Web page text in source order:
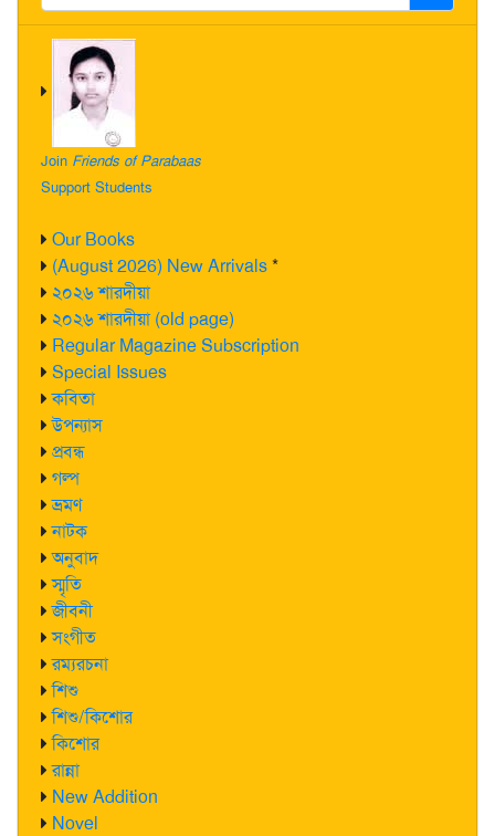
Join Friends of Parabaas
Support Students
Our Books
(August 2026) New Arrivals*
২০২৬ শারদীয়া
২০২৬ শারদীয়া (old page)
Regular Magazine Subscription
Special Issues
কবিতা
উপন্যাস
প্রবন্ধ
গল্প
ভ্রমণ
নাটক
অনুবাদ
স্মৃতি
জীবনী
সংগীত
রম্যরচনা
শিশু
শিশু/কিশোর
কিশোর
রান্না
New Addition
Novel